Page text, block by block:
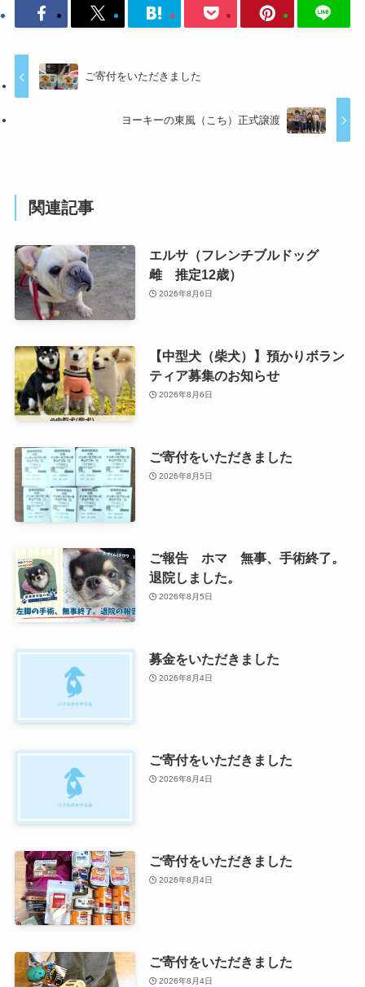
ご寄付をいただきました
ヨーキーの東風（こち）正式譲渡
関連記事
エルサ（フレンチブルドッグ
雌 推定12歳）
2026年8月6日
【中型犬（柴犬）】預かりボラン
ティア募集のお知らせ
2026年8月6日
ご寄付をいただきました
2026年8月5日
ご報告 ホマ 無事、手術終了。
退院しました。
2026年8月5日
募金をいただきました
2026年8月4日
ご寄付をいただきました
2026年8月4日
ご寄付をいただきました
2026年8月4日
ご寄付をいただきました
2026年8月4日